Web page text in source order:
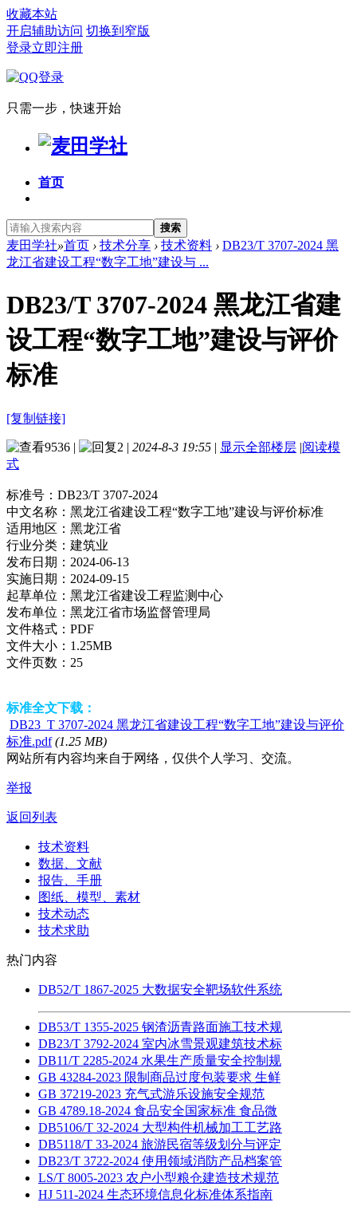
收藏本站
开启辅助访问 切换到窄版
登录立即注册
只需一步，快速开始
首页
搜索
麦田学社»首页 › 技术分享 › 技术资料 › DB23/T 3707-2024 黑
龙江省建设工程“数字工地”建设与 ...
DB23/T 3707-2024 黑龙江省建
设工程“数字工地”建设与评价
标准
[复制链接]
9536 | 2 | 2024-8-3 19:55 | 显示全部楼层 |阅读模
式
标准号： DB23/T 3707-2024
中文名称： 黑龙江省建设工程“数字工地”建设与评价标准
适用地区： 黑龙江省
行业分类： 建筑业
发布日期： 2024-06-13
实施日期： 2024-09-15
起草单位： 黑龙江省建设工程监测中心
发布单位： 黑龙江省市场监督管理局
文件格式： PDF
文件大小： 1.25MB
文件页数： 25
标准全文下载：
DB23_T 3707-2024 黑龙江省建设工程“数字工地”建设与评价
标准.pdf (1.25 MB)
网站所有内容均来自于网络，仅供个人学习、交流。
举报
返回列表
技术资料
数据、文献
报告、手册
图纸、模型、素材
技术动态
技术求助
热门内容
DB52/T 1867-2025 大数据安全靶场软件系统
DB53/T 1355-2025 钢渣沥青路面施工技术规
DB23/T 3792-2024 室内冰雪景观建筑技术标
DB11/T 2285-2024 水果生产质量安全控制规
GB 43284-2023 限制商品过度包装要求 生鲜
GB 37219-2023 充气式游乐设施安全规范
GB 4789.18-2024 食品安全国家标准 食品微
DB5106/T 32-2024 大型构件机械加工工艺路
DB5118/T 33-2024 旅游民宿等级划分与评定
DB23/T 3722-2024 使用领域消防产品档案管
LS/T 8005-2023 农户小型粮仓建造技术规范
HJ 511-2024 生态环境信息化标准体系指南